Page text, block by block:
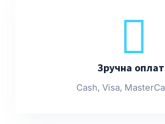
Зручна
Cash, Visa,